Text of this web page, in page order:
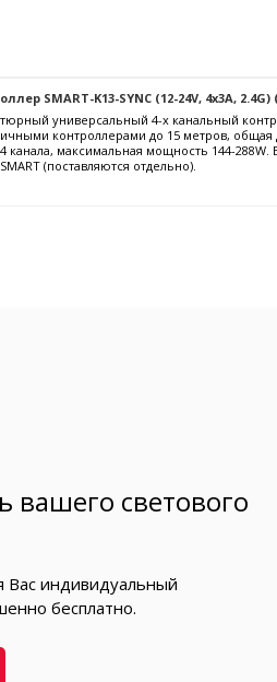
SMART-K13-SYNC (12-24V, 4x3A,
универсальный 4-х канальный
контроллерами до 15 метров,
канала, максимальная мощность 144-
(поставляются отдельно).
вашего светового
Вас индивидуальный
бесплатно.